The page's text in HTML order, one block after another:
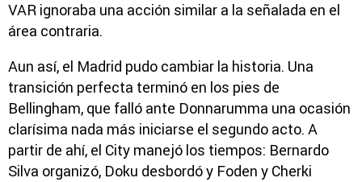
VAR ignoraba una acción similar a la señalada en el
área contraria.
Aun así, el Madrid pudo cambiar la historia. Una
transición perfecta terminó en los pies de
Bellingham, que falló ante Donnarumma una ocasión
clarísima nada más iniciarse el segundo acto. A
partir de ahí, el City manejó los tiempos: Bernardo
Silva organizó, Doku desbordó y Foden y Cherki